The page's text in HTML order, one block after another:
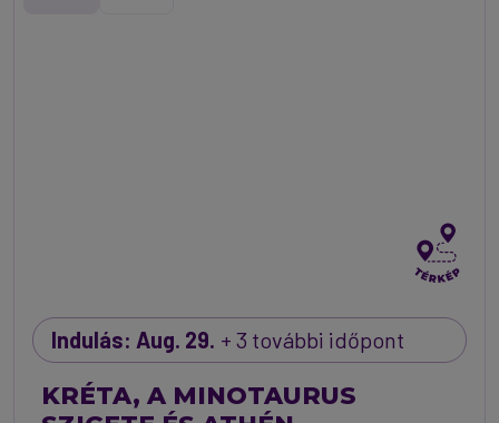
Indulás: Aug. 29. + 3 további időpont
KRÉTA, A MINOTAURUS